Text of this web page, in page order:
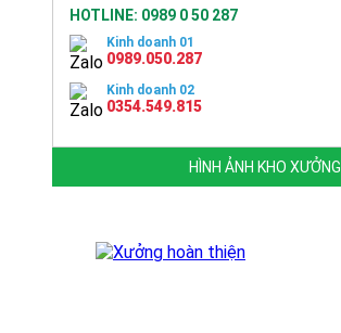
HOTLINE: 0989 0 50 287
Kinh doanh 01
0989.050.287
Kinh doanh 02
0354.549.815
HÌNH ẢNH KHO XƯỞNG